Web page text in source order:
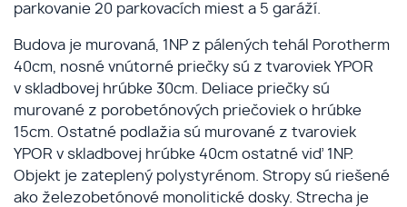
parkovanie 20 parkovacích miest a 5 garáží.
Budova je murovaná, 1NP z pálených tehál Porotherm
40cm, nosné vnútorné priečky sú z tvaroviek YPOR
v skladbovej hrúbke 30cm. Deliace priečky sú
murované z porobetónových priečoviek o hrúbke
15cm. Ostatné podlažia sú murované z tvaroviek
YPOR v skladbovej hrúbke 40cm ostatné viď 1NP.
Objekt je zateplený polystyrénom. Stropy sú riešené
ako železobetónové monolitické dosky. Strecha je